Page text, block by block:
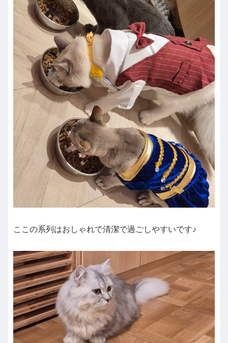
ここの系列はおしゃれで清潔で過ごしやすいです♪